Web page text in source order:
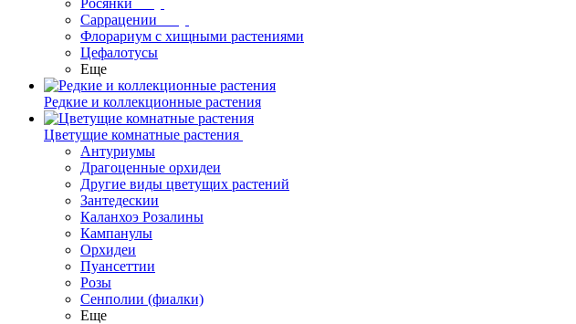
Росянки
Саррацении
Флорариум с хищными растениями
Цефалотусы
Еще
Редкие и коллекционные растения
Цветущие комнатные растения
Антуриумы
Драгоценные орхидеи
Другие виды цветущих растений
Зантедескии
Каланхоэ Розалины
Кампанулы
Орхидеи
Пуансеттии
Розы
Сенполии (фиалки)
Еще